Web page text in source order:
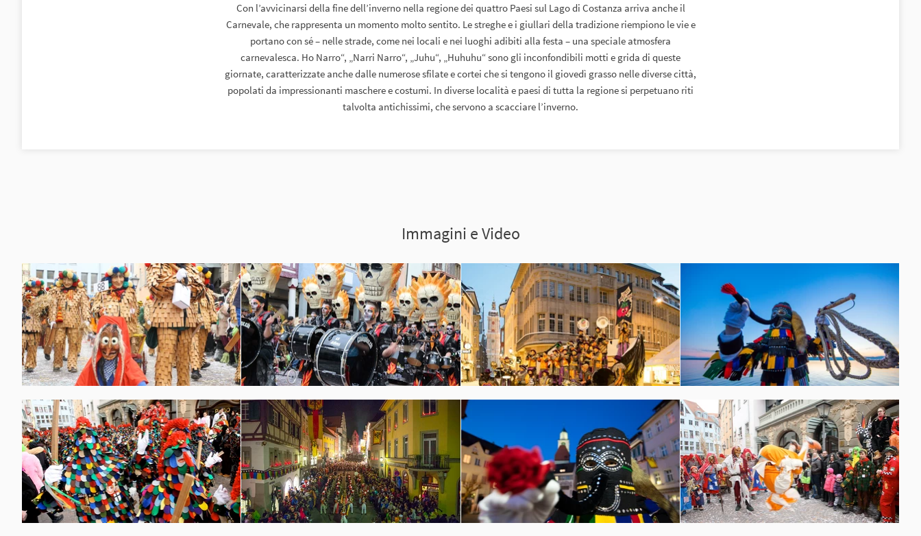
Con l’avvicinarsi della fine dell’inverno nella regione dei quattro Paesi sul Lago di Costanza arriva anche il
Carnevale, che rappresenta un momento molto sentito. Le streghe e i giullari della tradizione riempiono le vie e
portano con sé – nelle strade, come nei locali e nei luoghi adibiti alla festa – una speciale atmosfera
carnevalesca. Ho Narro“, „Narri Narro“, „Juhu“, „Huhuhu“ sono gli inconfondibili motti e grida di queste
giornate, caratterizzate anche dalle numerose sfilate e cortei che si tengono il giovedì grasso nelle diverse città,
popolati da impressionanti maschere e costumi. In diverse località e paesi di tutta la regione si perpetuano riti
talvolta antichissimi, che servono a scacciare l’inverno.
Immagini e Video